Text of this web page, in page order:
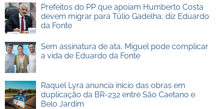
Prefeitos do PP que apoiam Humberto Costa
devem migrar para Túlio Gadelha, diz Eduardo
da Fonte
Sem assinatura de ata, Miguel pode complicar
a vida de Eduardo da Fonte
Raquel Lyra anuncia início das obras em
duplicação da BR-232 entre São Caetano e
Belo Jardim